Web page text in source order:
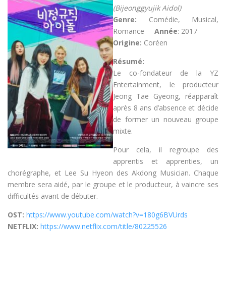
(Bijeonggyujik Aidol)
Genre: Comédie, Musical,
Romance Année: 2017
Origine: Coréen
Résumé:
Le co-fondateur de la YZ
Entertainment, le producteur
Jeong Tae Gyeong, réapparaît
après 8 ans d’absence et décide
de former un nouveau groupe
mixte.
Pour cela, il regroupe des
apprentis et apprenties, un
chorégraphe, et Lee Su Hyeon des Akdong Musician. Chaque
membre sera aidé, par le groupe et le producteur, à vaincre ses
difficultés avant de débuter.
OST: https://www.youtube.com/watch?v=180g6BVUrds
NETFLIX: https://www.netflix.com/title/80225526